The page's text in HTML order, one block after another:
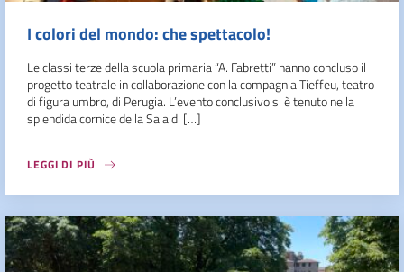
I colori del mondo: che spettacolo!
Le classi terze della scuola primaria “A. Fabretti” hanno concluso il
progetto teatrale in collaborazione con la compagnia Tieffeu, teatro
di figura umbro, di Perugia. L’evento conclusivo si è tenuto nella
splendida cornice della Sala di […]
LEGGI DI PIÙ